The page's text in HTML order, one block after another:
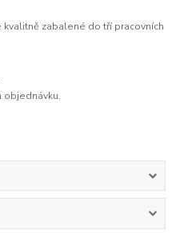
zabalené do tří pracovních
objednávku.